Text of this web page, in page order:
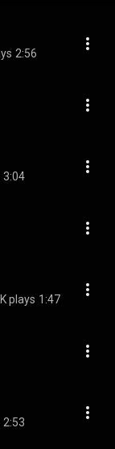
2:56
3:04
plays 1:47
2:53